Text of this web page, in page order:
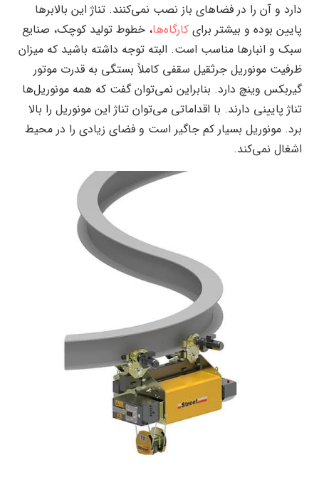
دارد و آن را در فضا‌های باز نصب نمی‌کنند. تناژ این بالابر‌ها
پایین بوده و بیشتر برای کارگاه‌ها، خطوط تولید کوچک، صنایع
سبک و انبار‌ها مناسب است. البته توجه داشته باشید که میزان
ظرفیت مونوریل جرثقیل سقفی کاملاً بستگی به قدرت موتور
گیربکس وینچ دارد. بنابراین نمی‌توان گفت که همه مونوریل‌ها
تناژ پایینی دارند. با اقداماتی می‌توان تناژ این مونوریل را بالا
برد. مونوریل بسیار کم جاگیر است و فضای زیادی را در محیط
اشغال نمی‌کند.